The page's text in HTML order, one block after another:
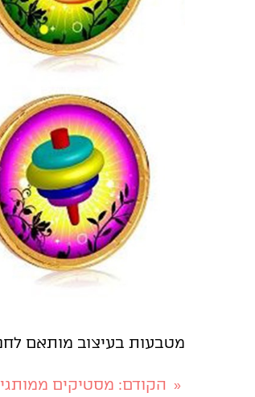
מטבעות בעיצוב מותאם
« הקודם: מסטיקים